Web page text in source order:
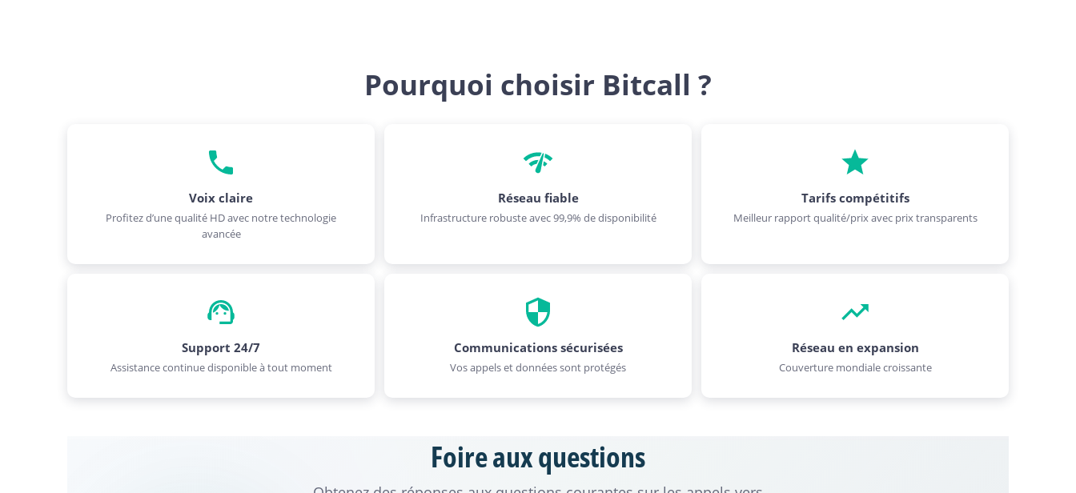
Pourquoi choisir Bitcall ?
Voix claire
Profitez d’une qualité HD avec notre technologie
avancée
Réseau fiable
Infrastructure robuste avec 99,9% de disponibilité
Tarifs compétitifs
Meilleur rapport qualité/prix avec prix transparents
Support 24/7
Assistance continue disponible à tout moment
Communications sécurisées
Vos appels et données sont protégés
Réseau en expansion
Couverture mondiale croissante
Foire aux questions